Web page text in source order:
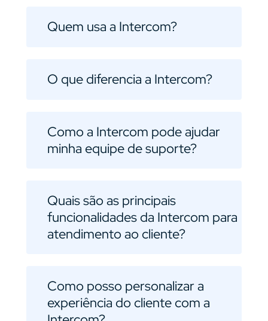
Quem usa a Intercom?
O que diferencia a Intercom?
Como a Intercom pode ajudar
minha equipe de suporte?
Quais são as principais
funcionalidades da Intercom para
atendimento ao cliente?
Como posso personalizar a
experiência do cliente com a